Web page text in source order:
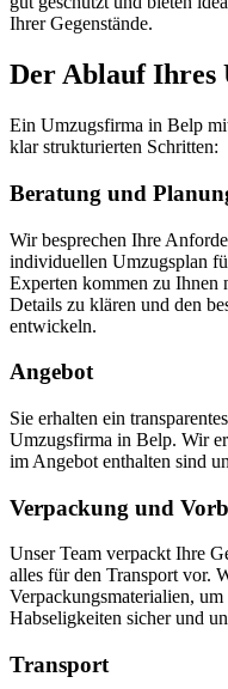
Ihrer Gegenstände.
Der Ablauf Ihres
Ein Umzugsfirma in Belp
klar strukturierten Schritten:
Beratung und
Wir besprechen Ihre
individuellen Umzugsplan
Experten kommen zu Ihnen
Details zu klären und den
entwickeln.
Angebot
Sie erhalten ein
Umzugsfirma in Belp. Wir
im Angebot enthalten sind
Verpackung und
Unser Team verpackt Ihre
alles für den Transport vor.
Verpackungsmaterialien,
Habseligkeiten sicher und
Transport